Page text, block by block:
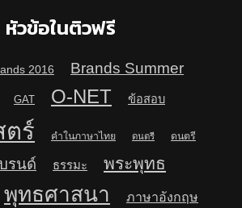
หัวข้อในติวฟรี
2016
Brands Summer
GAT O-NET ข้อสอบ
ร์ คำในภาษาไทย ดนตรี ดนตรี
รนด์ ธรรมะ
พระพุทธ
พุทธศาสนา ภาษาอังกฤษ